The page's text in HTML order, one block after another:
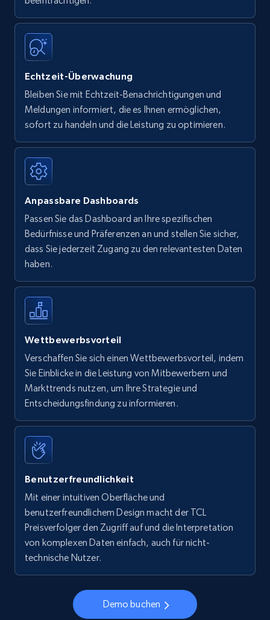
Echtzeit-Überwachung
Bleiben Sie mit Echtzeit-Benachrichtigungen und
Meldungen informiert, die es Ihnen ermöglichen,
sofort zu handeln und die Leistung zu optimieren.
Anpassbare Dashboards
Passen Sie das Dashboard an Ihre spezifischen
Bedürfnisse und Präferenzen an und stellen Sie sicher,
dass Sie jederzeit Zugang zu den relevantesten Daten
haben.
Wettbewerbsvorteil
Verschaffen Sie sich einen Wettbewerbsvorteil, indem
Sie Einblicke in die Leistung von Mitbewerbern und
Markttrends nutzen, um Ihre Strategie und
Entscheidungsfindung zu informieren.
Benutzerfreundlichkeit
Mit einer intuitiven Oberfläche und
benutzerfreundlichem Design macht der TCL
Preisverfolger den Zugriff auf und die Interpretation
von komplexen Daten einfach, auch für nicht-
technische Nutzer.
Demo buchen